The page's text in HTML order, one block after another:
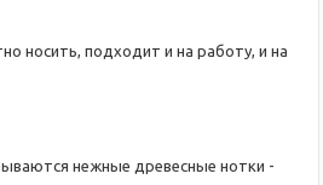
носить, подходит и на работу, и на
нежные древесные нотки -